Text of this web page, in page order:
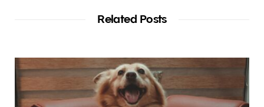
Related Posts